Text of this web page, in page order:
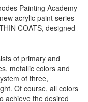
Painting Academy
acrylic paint series
COATS, designed
of primary and
metallic colors and
of three,
Of course, all colors
achieve the desired